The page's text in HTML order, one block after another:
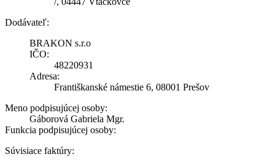
Dodávateľ:
BRAKON s.r.o
IČO:
48220931
Adresa:
Františkanské námestie 6, 08001 Prešov
Meno podpisujúcej osoby:
Gáborová Gabriela Mgr.
Funkcia podpisujúcej osoby:
Súvisiace faktúry: